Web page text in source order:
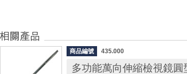
商品編號 435.000
多功能萬向伸縮檢視鏡圓